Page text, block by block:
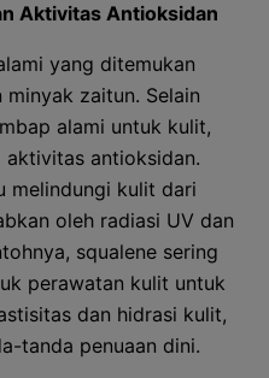
Aktivitas Antioksidan
yang ditemukan
zaitun. Selain
alami untuk kulit,
aktivitas antioksidan.
melindungi kulit dari
oleh radiasi UV dan
squalene sering
perawatan kulit untuk
dan hidrasi kulit,
tanda penuaan dini.